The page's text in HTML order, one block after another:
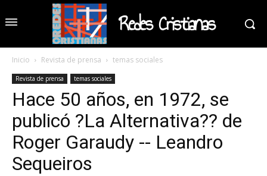
Redes Cristianas
Inicio Revista de prensa temas sociales
Revista de prensa temas sociales
Hace 50 años, en 1972, se
publicó ?La Alternativa?? de
Roger Garaudy -- Leandro
Sequeiros